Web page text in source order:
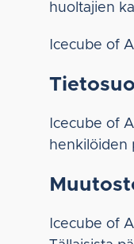
huoltajien
Icecube of
Icecube of
henkilöiden
Icecube of